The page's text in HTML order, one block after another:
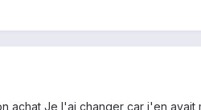
achat Je l'ai changer car j'en